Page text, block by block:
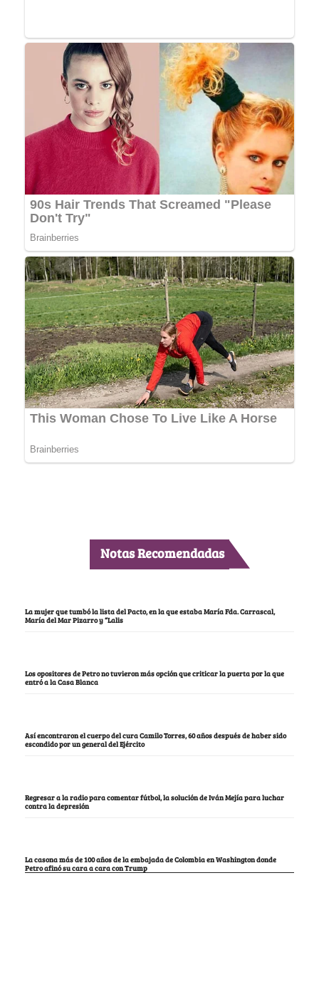
Notas Recomendadas
La mujer que tumbó la lista del Pacto, en la que estaba María Fda. Carrascal,
María del Mar Pizarro y “Lalis
Los opositores de Petro no tuvieron más opción que criticar la puerta por la que
entró a la Casa Blanca
Así encontraron el cuerpo del cura Camilo Torres, 60 años después de haber sido
escondido por un general del Ejército
Regresar a la radio para comentar fútbol, la solución de Iván Mejía para luchar
contra la depresión
La casona más de 100 años de la embajada de Colombia en Washington donde
Petro afinó su cara a cara con Trump